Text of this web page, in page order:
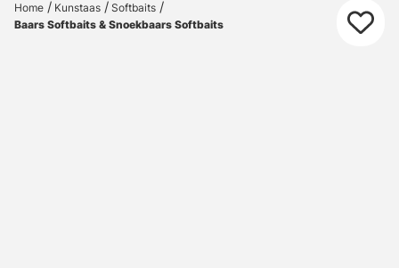
Home Kunstaas
Softbaits
Baars Softbaits & Snoekbaars Softbaits